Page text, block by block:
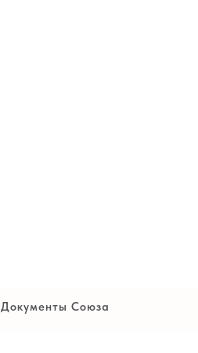
Документы Союза